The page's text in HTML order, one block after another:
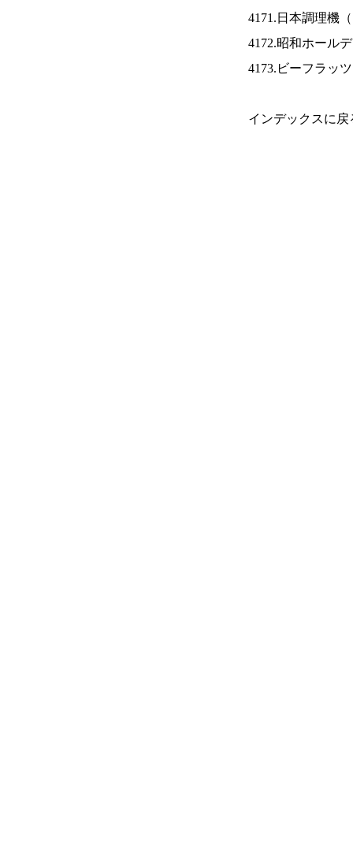
4171.日本調理機（
4172.昭和ホール
4173.ビーフラッ
インデックスに戻